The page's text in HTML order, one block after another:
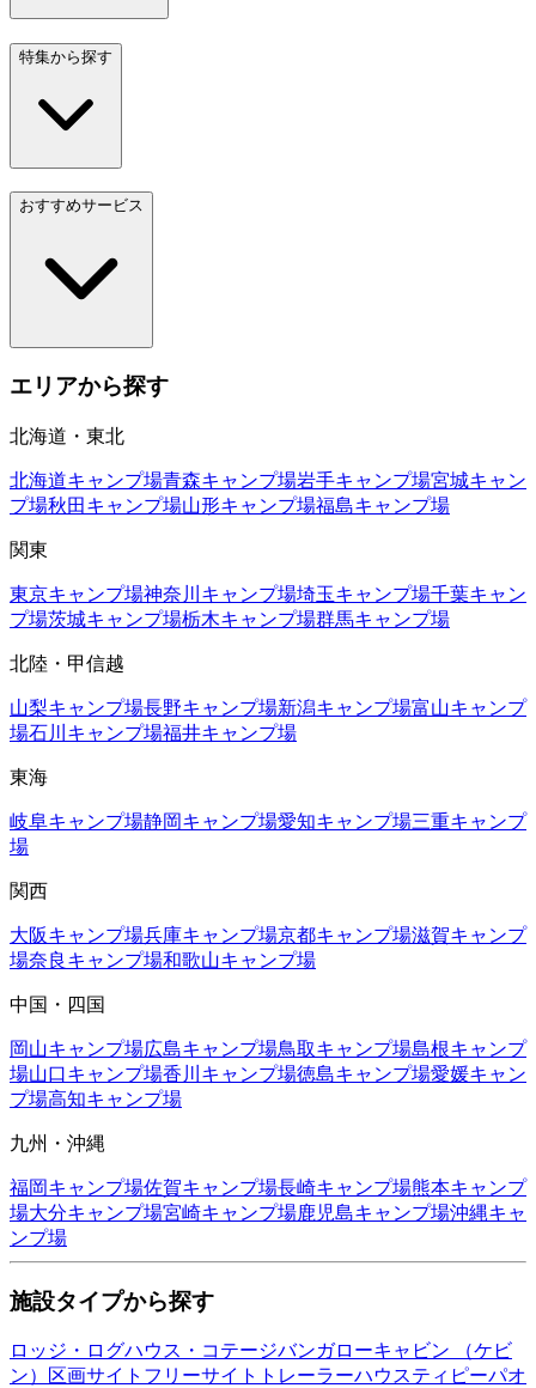
特集から探す
おすすめサービス
エリアから探す
北海道・東北
北海道キャンプ場青森キャンプ場岩手キャンプ場宮城キャン
プ場秋田 キャンプ場山形キャンプ場福島キャンプ場
関東
東京キャンプ場神奈川 キャンプ場埼玉キャンプ場千葉キャン
プ場茨城キャンプ場栃木キャンプ場群馬キャンプ場
北陸・甲信越
山梨キャンプ場長野キャンプ場新潟キャンプ場富山キャンプ
場石川 キャンプ場福井キャンプ場
東海
岐阜キャンプ場静岡キャンプ場愛知キャンプ場三重キャンプ
場
関西
大阪キャンプ場兵庫キャンプ場京都キャンプ場滋賀キャンプ
場奈良 キャンプ場和歌山キャンプ場
中国・四国
岡山キャンプ場広島キャンプ場鳥取キャンプ場島根キャンプ
場山口キャンプ場香川 キャンプ場徳島キャンプ場愛媛キャン
プ場高知キャンプ場
九州・沖縄
福岡キャンプ場佐賀キャンプ場長崎キャンプ場熊本キャンプ
場大分キャンプ場宮崎キャンプ場鹿児島キャンプ場沖縄キャ
ンプ場
施設タイプから探す
ロッジ・ログハウス・コテージバンガローキャビン （ケビ
ン）
区画サイト フリーサイト トレーラーハウスティピーパオ